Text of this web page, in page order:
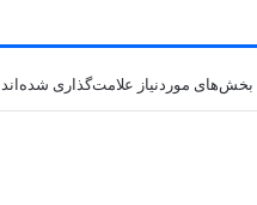
بخش‌های موردنیاز علامت‌گذاری شده‌اند